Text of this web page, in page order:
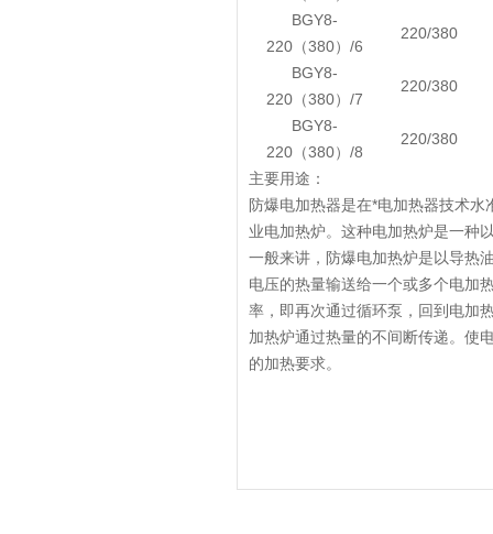
BGY8-
220（380）/6
220/380
BGY8-
220（380）/7
220/380
BGY8-
220（380）/8
220/380
主要用途：
防爆电加热器是在*电加热器技术
业电加热炉。这种电加热炉是一种
一般来讲，防爆电加热炉是以导热
电压的热量输送给一个或多个电加
率，即再次通过循环泵，回到电加
加热炉通过热量的不间断传递。使
的加热要求。